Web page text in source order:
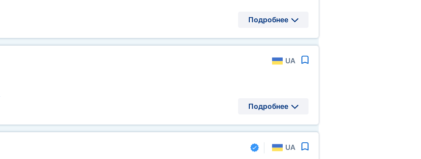
Подробнее
UA
Подробнее
UA